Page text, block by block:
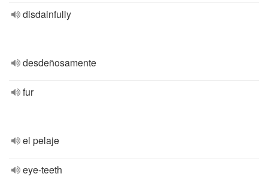
disdainfully
desdeñosamente
fur
el pelaje
eye-teeth